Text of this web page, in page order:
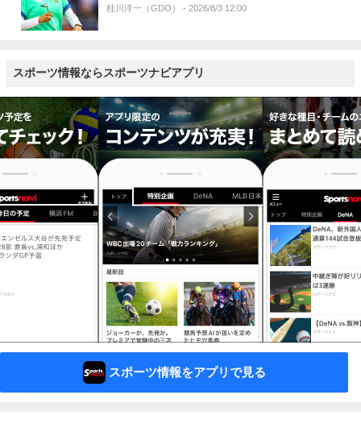
桂川洋一（GDO） - 2026/8/3 12:00
スポーツ情報ならスポーツナビアプリ
スポーツ情報をアプリで見る